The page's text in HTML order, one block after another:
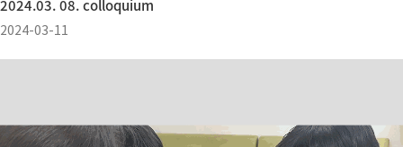
2024.03. 08. colloquium
2024-03-11